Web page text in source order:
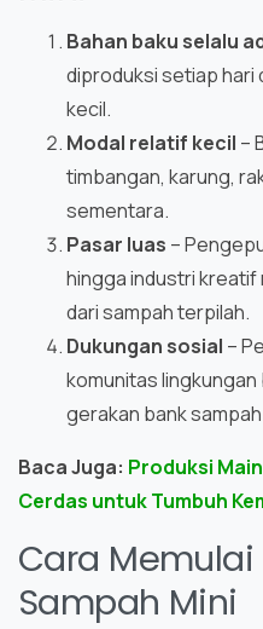
Bahan baku selalu
diproduksi setiap hari
kecil.
Modal relatif kecil –
timbangan, karung,
sementara.
Pasar luas –
hingga industri kreatif
dari sampah terpilah.
Dukungan sosial –
komunitas
gerakan bank
Baca Juga: Produksi
Cerdas untuk Tumbuh
Cara Memulai
Sampah Mini